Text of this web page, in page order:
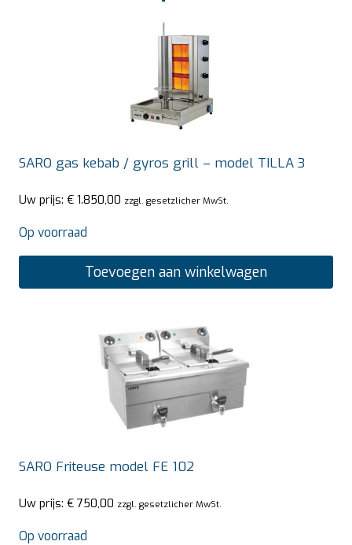
SARO gas kebab / gyros grill – model TILLA 3
Uw prijs: € 1.850,00 zzgl. gesetzlicher MwSt.
Op voorraad
Toevoegen aan winkelwagen
SARO Friteuse model FE 102
Uw prijs: € 750,00 zzgl. gesetzlicher MwSt.
Op voorraad